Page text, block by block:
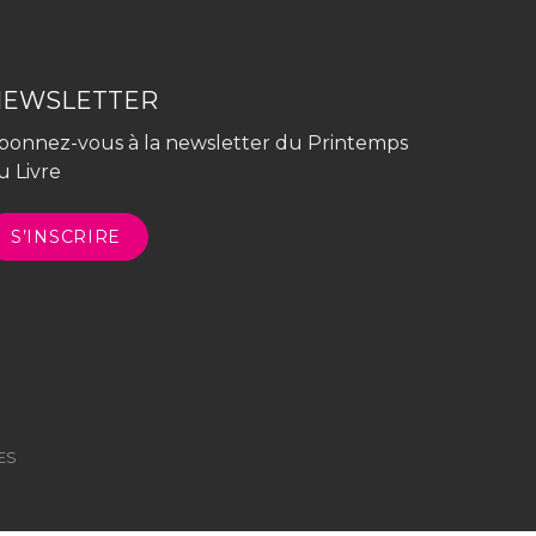
vous à la newsletter du Printemps
Livre
S’INSCRIRE